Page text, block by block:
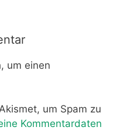
um einen
um Spam zu
Kommentardaten